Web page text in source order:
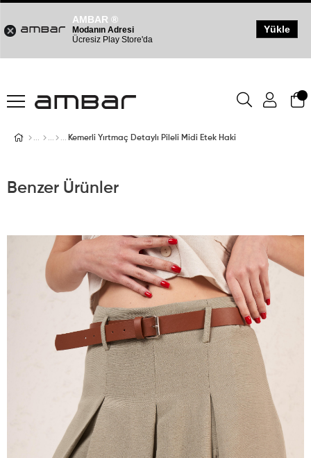
Kemerli Yırtmaç Detaylı Pileli Midi Etek Haki
Benzer Ürünler
AMBAR ®
Modanın Adresi
Ücresiz Play Store'da
Yükle